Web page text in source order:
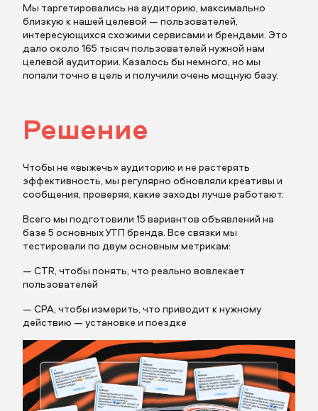
Мы таргетировались на аудиторию, максимально
близкую к нашей целевой — пользователей,
интересующихся схожими сервисами и брендами. Это
дало около 165 тысяч пользователей нужной нам
целевой аудитории. Казалось бы немного, но мы
попали точно в цель и получили очень мощную базу.
Решение
Чтобы не «выжечь» аудиторию и не растерять
эффективность, мы регулярно обновляли креативы и
сообщения, проверяя, какие заходы лучше работают.
Всего мы подготовили 15 вариантов объявлений на
базе 5 основных УТП бренда. Все связки мы
тестировали по двум основным метрикам:
— CTR, чтобы понять, что реально вовлекает
пользователей
— CPA, чтобы измерить, что приводит к нужному
действию — установке и поездке
Заполните поля
Описание
Заполните поля